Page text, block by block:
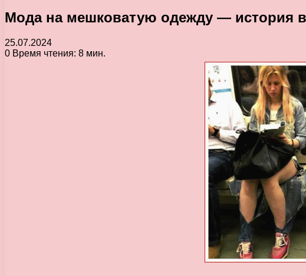
Мода на мешковатую одежду — история
25.07.2024
0 Время чтения: 8 мин.